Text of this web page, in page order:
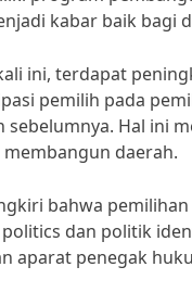
kabar baik bagi
ini, terdapat
pemilih pada
Hal ini
daerah.
bahwa
dan politik
aparat penegak